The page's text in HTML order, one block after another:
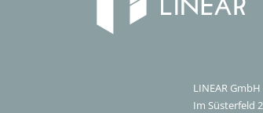
LINEAR GmbH
Im Süsterfeld